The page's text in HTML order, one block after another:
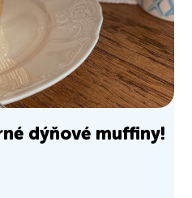
dýňové muffiny!